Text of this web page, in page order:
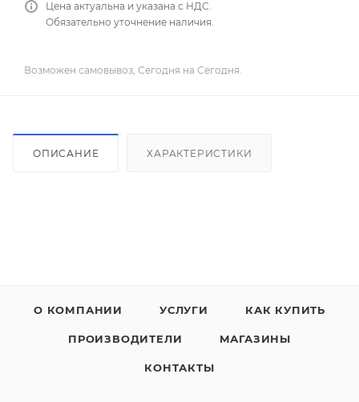
Цена актуальна и указана с НДС.
Обязательно уточнение наличия.
Возможен самовывоз, Сегодня на Сегодня.
ОПИСАНИЕ ХАРАКТЕРИСТИКИ
О КОМПАНИИ УСЛУГИ КАК КУПИТЬ
ПРОИЗВОДИТЕЛИ МАГАЗИНЫ
КОНТАКТЫ